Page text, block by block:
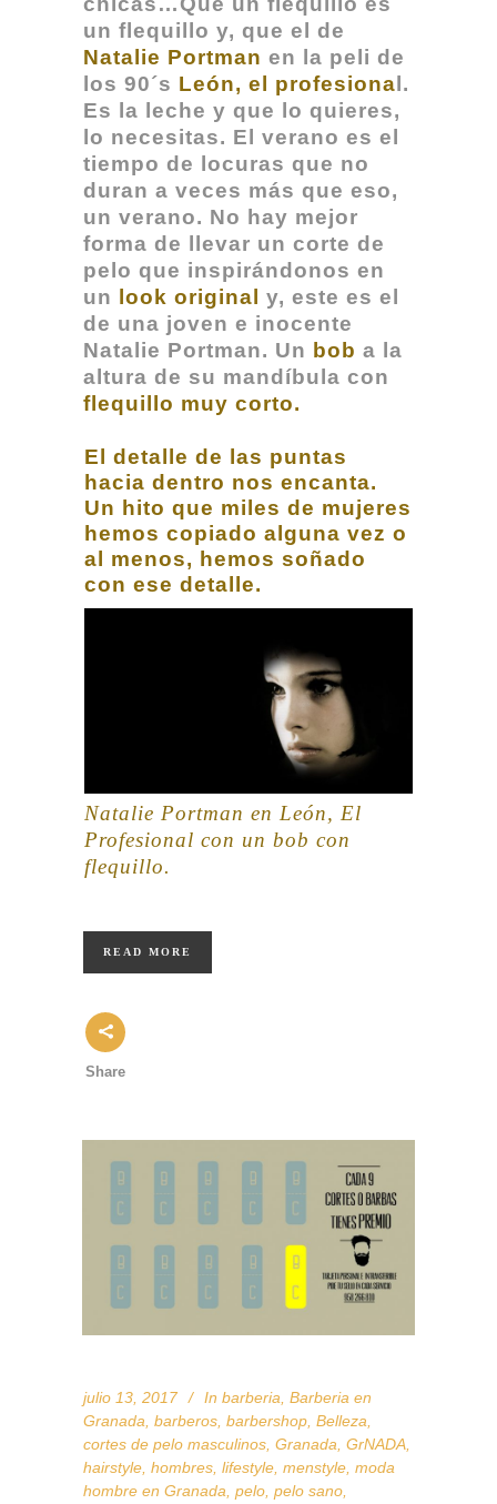
un flequillo y, que el de
Natalie Portman en la peli de
los 90´s León, el profesiona l.
Es la leche y que lo quieres,
lo necesitas. El verano es el
tiempo de locuras que no
duran a veces más que eso,
un verano. No hay mejor
forma de llevar un corte de
pelo que inspirándonos en
un
look original
y, este es el
de una joven e inocente
Natalie Portman. Un bob a la
altura de su mandíbula con
flequillo muy corto.
El detalle de las puntas
hacia dentro nos encanta.
Un hito que miles de mujeres
hemos copiado alguna vez o
al menos, hemos soñado
con ese detalle.
Natalie Portman en León, El
Profesional con un bob con
flequillo.
READ MORE
Share
julio 13, 2017 In barberia, Barberia en
Granada, barberos, barbershop, Belleza,
cortes de pelo masculinos, Granada, GrNADA,
hairstyle, hombres, lifestyle, menstyle, moda
hombre en Granada, pelo, pelo sano,